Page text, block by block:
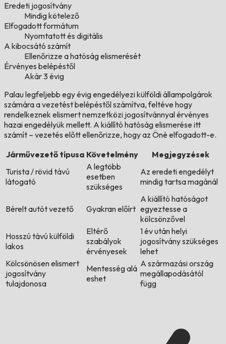
Eredeti jogosítvány
Mindig kötelező
Elfogadott formátum
Nyomtatott és digitális
A kibocsátó számít
Ellenőrizze a hatóság elismerését
Érvényes belépéstől
Akár 3 évig
Palau legfeljebb egy évig engedélyezi külföldi állampolgárok
számára a vezetést belépéstől számítva, feltéve hogy
rendelkeznek elismert nemzetközi jogosítvánnyal érvényes
hazai engedélyük mellett. A kiállító hatóság elismerése itt
számít – vezetés előtt ellenőrizze, hogy az Öné elfogadott-e.
Járművezető típusa Követelmény
Megjegyzések
Turista / rövid távú
látogató
A legtöbb
esetben
szükséges
Az eredeti engedélyt
mindig tartsa magánál
Bérelt autót vezető Gyakran előírt
A kiállító hatóságot
egyeztesse a
kölcsönzővel
Hosszú távú külföldi
lakos
Eltérő
szabályok
érvényesek
1 év után helyi
jogosítvány szükséges
lehet
Kölcsönösen elismert
jogosítvány
tulajdonosa
Mentesség alá
eshet
A származási ország
megállapodásától
függ